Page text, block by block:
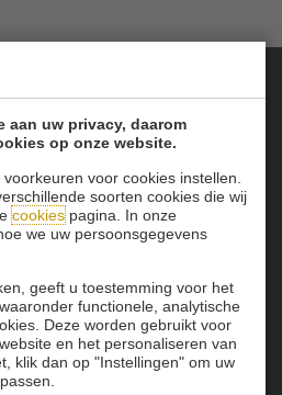
aan uw privacy, daarom
op onze website.
voor cookies instellen.
soorten cookies die wij
cookiespagina. In onze
we uw persoonsgegevens
geeft u toestemming voor het
functionele, analytische
Deze worden gebruikt voor
en het personaliseren van
klik dan op "Instellingen" om uw